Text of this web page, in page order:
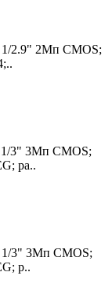
2.9" 2Mп CMOS;
3" 3Мп CMOS;
ра..
3" 3Мп CMOS;
р..